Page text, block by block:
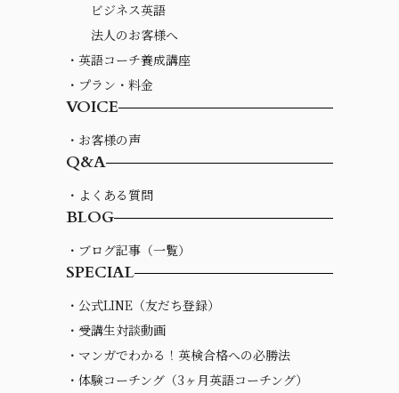
ビジネス英語
法人のお客様へ
・英語コーチ養成講座
・プラン・料金
VOICE
・お客様の声
Q&A
・よくある質問
BLOG
・ブログ記事（一覧）
SPECIAL
・公式LINE（友だち登録）
・受講生対談動画
・マンガでわかる！英検合格への必勝法
・体験コーチング（3ヶ月英語コーチング）